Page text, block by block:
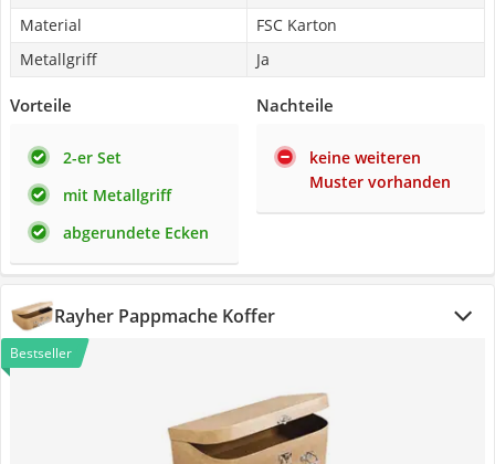
Material
FSC Karton
Metallgriff
Ja
Vorteile
2-er Set
mit Metallgriff
abgerundete Ecken
Nachteile
keine weiteren
Muster vorhanden
Rayher Pappmache Koffer
Bestseller